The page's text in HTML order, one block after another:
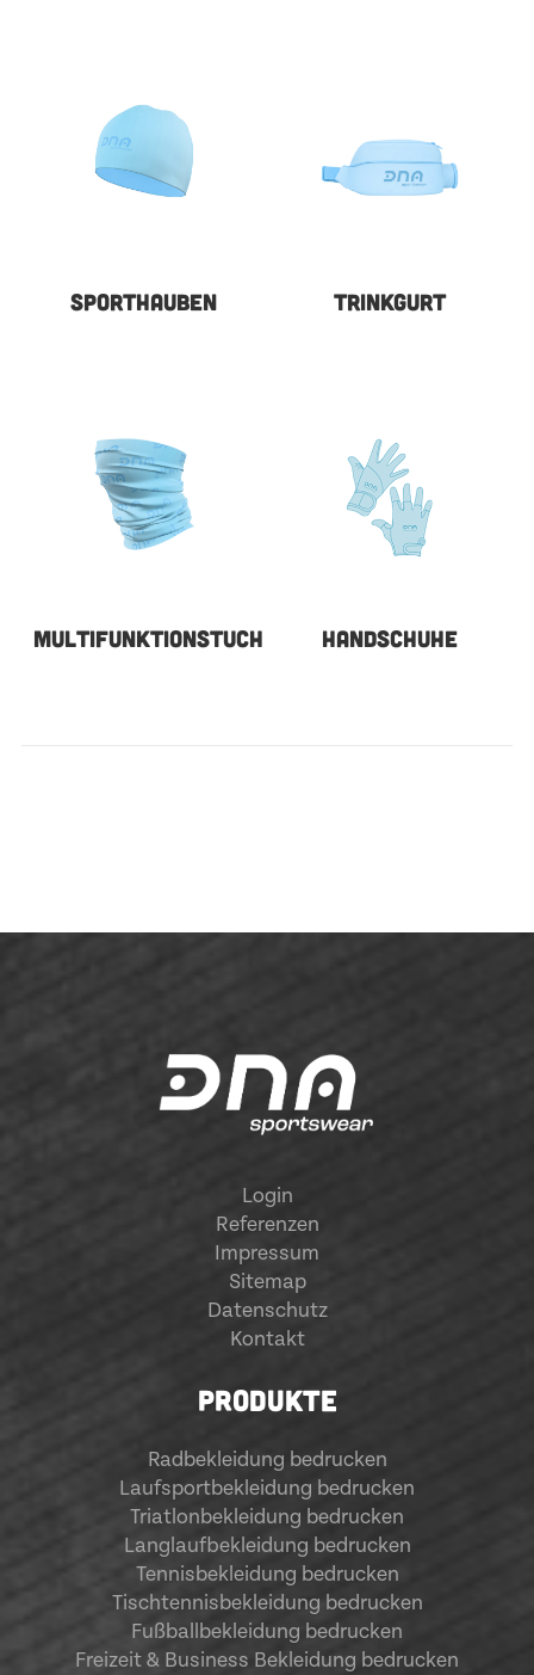
SPORTHAUBEN TRINKGURT
MULTIFUNKTIONSTUCH HANDSCHUHE
Login
Referenzen
Impressum
Sitemap
Datenschutz
Kontakt
PRODUKTE
Radbekleidung bedrucken
Laufsportbekleidung bedrucken
Triatlonbekleidung bedrucken
Langlaufbekleidung bedrucken
Tennisbekleidung bedrucken
Tischtennisbekleidung bedrucken
Fußballbekleidung bedrucken
Freizeit & Business Bekleidung bedrucken